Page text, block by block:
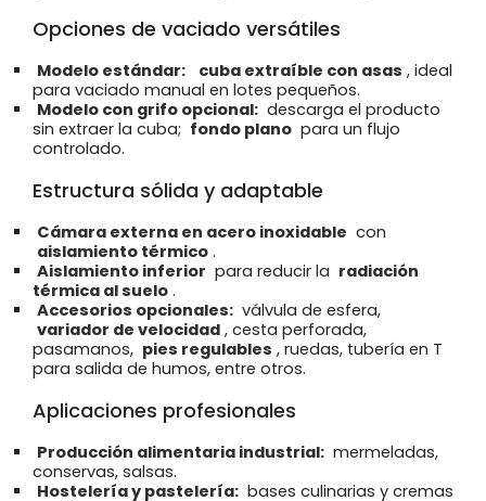
Opciones de vaciado versátiles
Modelo estándar: cuba extraíble con asas , ideal
para vaciado manual en lotes pequeños.
Modelo con grifo opcional: descarga el producto
sin extraer la cuba; fondo plano para un flujo
controlado.
Estructura sólida y adaptable
Cámara externa en acero inoxidable con
aislamiento térmico .
Aislamiento inferior para reducir la radiación
térmica al suelo .
Accesorios opcionales: válvula de esfera,
variador de velocidad , cesta perforada,
pasamanos, pies regulables , ruedas, tubería en T
para salida de humos, entre otros.
Aplicaciones profesionales
Producción alimentaria industrial: mermeladas,
conservas, salsas.
Hostelería y pastelería: bases culinarias y cremas